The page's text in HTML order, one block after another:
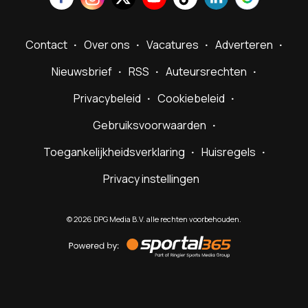
Contact Over ons Vacatures
Adverteren
Nieuwsbrief
RSS
Auteursrechten
Privacybeleid
Cookiebeleid
Gebruiksvoorwaarden
Toegankelijkheidsverklaring
Huisregels
Privacy instellingen
©2026 DPG Media B.V. alle rechten voorbehouden.
by
Sportal365